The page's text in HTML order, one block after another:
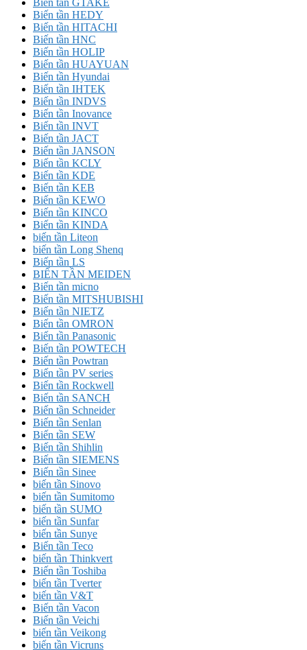
Biến tần HEDY
Biến tần HITACHI
Biến tần HNC
Biến tần HOLIP
Biến tần HUAYUAN
Biến tần Hyundai
Biến tần IHTEK
Biến tần INDVS
Biến tần Inovance
Biến tần INVT
Biến tần JACT
Biến tần JANSON
Biến tần KCLY
Biến tần KDE
Biến tần KEB
Biến tần KEWO
Biến tần KINCO
Biến tần KINDA
biến tần Liteon
biến tần Long Shenq
Biến tần LS
BIẾN TẦN MEIDEN
Biến tần micno
Biến tần MITSHUBISHI
Biến tần NIETZ
Biến tần OMRON
Biến tần Panasonic
Biến tần POWTECH
Biến tần Powtran
Biến tần PV series
Biến tần Rockwell
Biến tần SANCH
Biến tần Schneider
Biến tần Senlan
Biến tần SEW
Biến tần Shihlin
Biến tần SIEMENS
Biến tần Sinee
biến tần Sinovo
biến tần Sumitomo
biến tần SUMO
biến tần Sunfar
biến tần Sunye
Biến tần Teco
biến tần Thinkvert
Biến tần Toshiba
biến tần Tverter
biến tần V&T
Biến tần Vacon
Biến tần Veichi
biến tần Veikong
biến tần Vicruns